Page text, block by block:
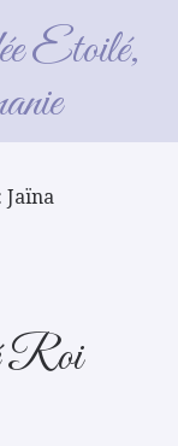
Etoilé,
Jaïna
Roi